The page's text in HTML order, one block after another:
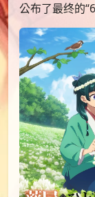
公布了最终的